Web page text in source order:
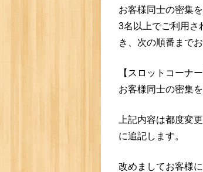
お客様同士の密集
3名以上でご利用さ
き、次の順番まで
【スロットコーナー
お客様同士の密集
上記内容は都度変
に追記します。
改めましてお客様